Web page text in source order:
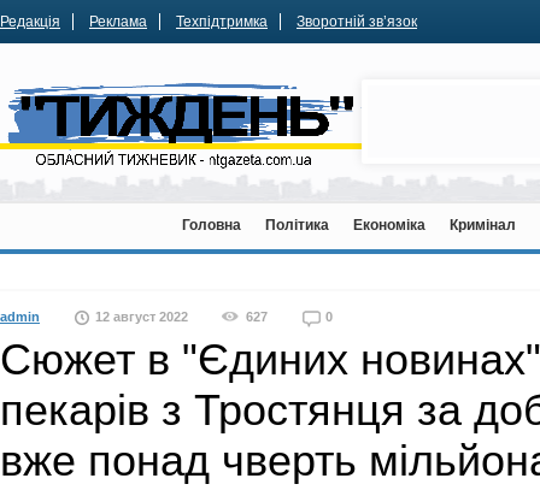
Редакція Реклама Техпідтримка Зворотній зв’язок
Головна Політика Економіка Кримінал
admin 12 август 2022 627 0
Сюжет в "Єдиних новинах"
пекарів з Тростянця за
вже понад чверть